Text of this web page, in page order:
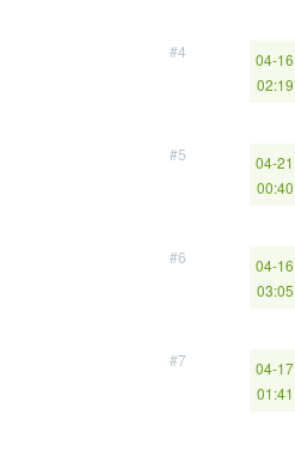
#4
04-16
02:19
#5
04-21
00:40
#6
04-16
03:05
#7
04-17
01:41